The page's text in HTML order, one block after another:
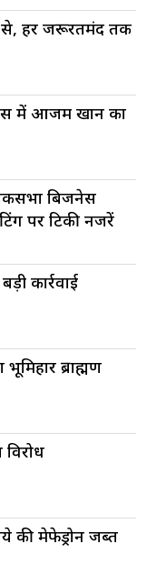
हर जरूरतमंद तक
केस में आजम खान का
बिजनेस
पर टिकी नजरें
कार्रवाई
ब्राह्मण
की मेफेड्रोन जब्त